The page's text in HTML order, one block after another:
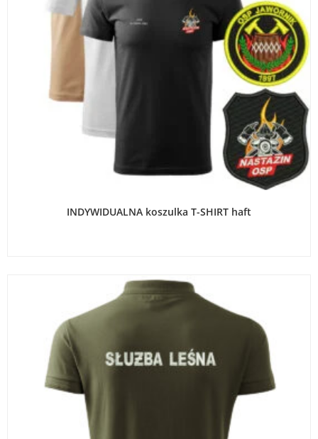
INDYWIDUALNA koszulka T-SHIRT haft